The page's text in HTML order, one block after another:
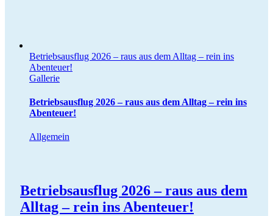
Betriebsausflug 2026 – raus aus dem Alltag – rein ins
Abenteuer!
Gallerie
Betriebsausflug 2026 – raus aus dem Alltag – rein ins
Abenteuer!
Allgemein
Betriebsausflug 2026 – raus aus dem
Alltag – rein ins Abenteuer!